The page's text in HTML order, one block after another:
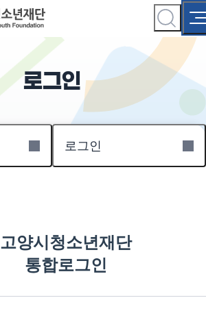
로그인
로그인
고양시청소년재단
통합로그인